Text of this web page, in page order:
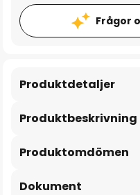
Frågor
Produktbeskrivning
Produktdetaljer
Produktomdömen
Dokument